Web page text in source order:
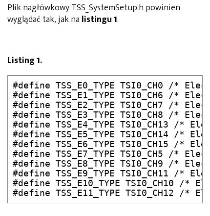
Plik nagłówkowy TSS_SystemSetup.h powinien
wyglądać tak, jak na listingu 1.
Listing 1.
#define TSS_E0_TYPE TSI0_CH0 /*
#define TSS_E1_TYPE TSI0_CH6 /*
#define TSS_E2_TYPE TSI0_CH7 /*
#define TSS_E3_TYPE TSI0_CH8 /*
#define TSS_E4_TYPE TSI0_CH13 /*
#define TSS_E5_TYPE TSI0_CH14 /*
#define TSS_E6_TYPE TSI0_CH15 /*
#define TSS_E7_TYPE TSI0_CH5 /*
#define TSS_E8_TYPE TSI0_CH9 /*
#define TSS_E9_TYPE TSI0_CH11 /*
#define TSS_E10_TYPE TSI0_CH10 /